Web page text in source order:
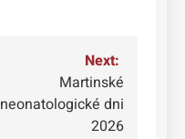
Next:
Martinské
neonatologické dni
2026